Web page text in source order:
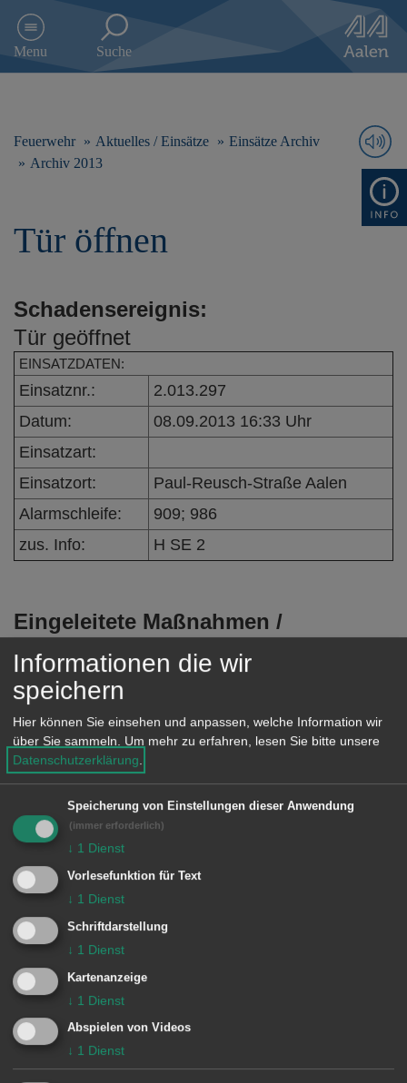
e
h
Menu Suche
Feuerwehr Aktuelles / Einsätze
Einsätze Archiv
Archiv 2013
Tür öffnen
Schadensereignis:
Tür geöffnet
EINSATZDATEN:
Einsatznr.:
2.013.297
Datum:
08.09.2013 16:33 Uhr
Einsatzart:
Einsatzort:
Paul-Reusch-Straße Aalen
Alarmschleife:
909; 986
zus. Info:
H SE 2
Eingeleitete Maßnahmen /
Einsatzverlauf:
Vor Eintreffen der Fahrzeuge wurde die
Unterstützung über Funk abbestellt.
Besondere Vorkommnisse:
Einheiten Feuerwehr Aalen:
Zugführer vom Dienst
1 Aalen
Informationen die wir
speichern
Hier können Sie einsehen und anpassen, welche Information wir
über Sie sammeln. Um mehr zu erfahren, lesen Sie bitte unsere
Datenschutzerklärung.
Speicherung von Einstellungen dieser Anwendung
(immer erforderlich)
↓ 1 Dienst
Vorlesefunktion für Text
↓ 1 Dienst
Schriftdarstellung
↓ 1 Dienst
Kartenanzeige
↓ 1 Dienst
Abspielen von Videos
↓ 1 Dienst